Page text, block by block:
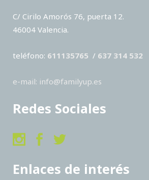
C/ Cirilo Amorós 76, puerta 12.
46004 Valencia.
teléfono: 611135765 / 637 314 532
e-mail: info@familyup.es
Redes Sociales
Enlaces de interés